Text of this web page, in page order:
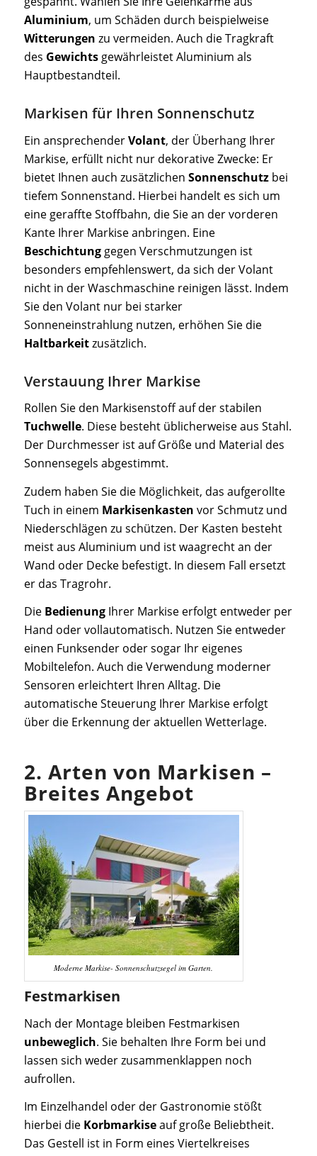
Aluminium, um Schäden durch beispielweise
Witterungen zu vermeiden. Auch die Tragkraft
des Gewichtsgewährleistet Aluminium als
Hauptbestandteil.
Markisen für Ihren Sonnenschutz
Ein ansprechenderVolant, der Überhang Ihrer
Markise, erfüllt nicht nur dekorative Zwecke: Er
bietet Ihnen auch zusätzlichen Sonnenschutzbei
tiefem Sonnenstand. Hierbei handelt es sich um
eine geraffte Stoffbahn, die Sie an der vorderen
Kante Ihrer Markise anbringen. Eine
Beschichtunggegen Verschmutzungen ist
besonders empfehlenswert, da sich der Volant
nicht in der Waschmaschine reinigen lässt. Indem
Sie den Volant nur bei starker
Sonneneinstrahlung nutzen, erhöhen Sie die
Haltbarkeitzusätzlich.
Verstauung Ihrer Markise
Rollen Sie den Markisenstoff auf der stabilen
Tuchwelle. Diese besteht üblicherweise aus Stahl.
Der Durchmesser ist auf Größe und Material des
Sonnensegels abgestimmt.
Zudem haben Sie die Möglichkeit, das aufgerollte
Tuch in einem Markisenkasten vor Schmutz und
Niederschlägen zu schützen. Der Kasten besteht
meist aus Aluminium und ist waagrecht an der
Wand oder Decke befestigt. In diesem Fall ersetzt
er das Tragrohr.
Die Bedienung Ihrer Markise erfolgt entweder per
Hand oder vollautomatisch. Nutzen Sie entweder
einen Funksender oder sogar Ihr eigenes
Mobiltelefon. Auch die Verwendung moderner
Sensoren erleichtert Ihren Alltag. Die
automatische Steuerung Ihrer Markise erfolgt
über die Erkennung der aktuellen Wetterlage.
2. Arten von Markisen –
Breites Angebot
Moderne Markise- Sonnenschutzsegel im Garten.
Festmarkisen
Nach der Montage bleiben Festmarkisen
unbeweglich. Sie behalten Ihre Form bei und
lassen sich weder zusammenklappen noch
aufrollen.
Im Einzelhandel oder der Gastronomie stößt
hierbei die Korbmarkiseauf große Beliebtheit.
Das Gestell ist in Form eines Viertelkreises